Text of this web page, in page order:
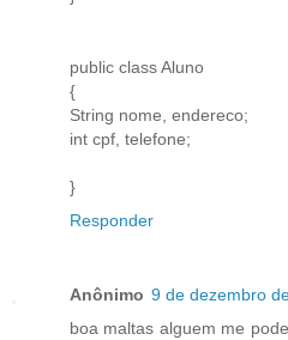
public class Aluno
{
String nome, endereco;
int cpf, telefone;
}
Responder
Anônimo 9 de dezembro
boa maltas alguem me